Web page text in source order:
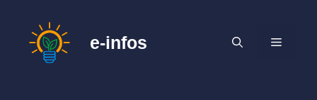
springen
e-infos MENÜ